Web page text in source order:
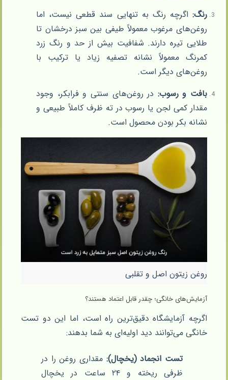
رنگ: اگرچه رنگ به تنهایی سند قطعی نیست، اما
روغن‌های مرغوب معمولاً طیفی بین سبز درخشان تا
طلایی تیره دارند. شفافیت بیش از حد و رنگ زرد
کمرنگ معمولاً نشانه تصفیه زیاد یا ترکیب با
روغن‌های دیگر است.
بافت و رسوب: در روغن‌های سنتی و فرابکر، وجود
مقدار کمی لجن یا رسوب در ته ظرف کاملاً طبیعی و
نشانه بکر بودن محصول است.
روغن زیتون اصل و تقلبی
آزمایش‌های خانگی؛ چقدر قابل اعتماد هستند؟
اگرچه آزمایشگاه دقیق‌ترین راه است، اما این دو تست
خانگی می‌توانند دید اولیه‌ای به شما بدهند:
تست انجماد (یخچال): مقداری روغن را در
ظرفی ریخته و ۲۴ ساعت در یخچال